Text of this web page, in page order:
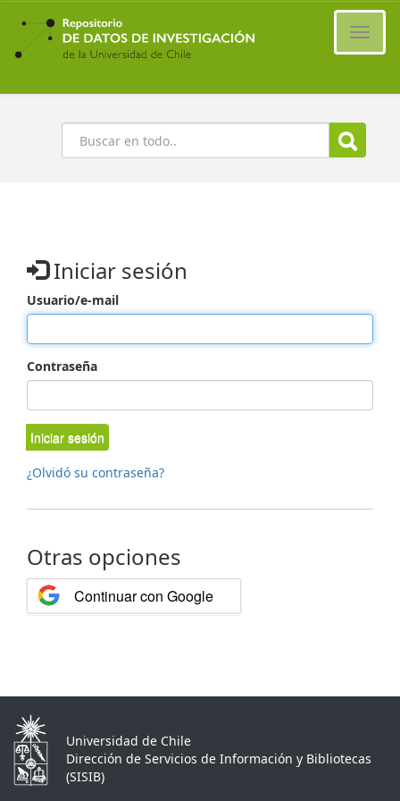
Ir
contenido
principal
Buscar
Iniciar sesión
Usuario/e-mail
Contraseña
Iniciar sesión
¿Olvidó su contraseña?
Otras opciones
Continuar con Google
Universidad de Chile
Dirección de Servicios de Información y Bibliotecas
(SISIB)